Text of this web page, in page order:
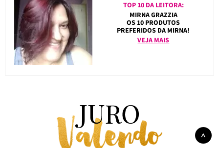
TOP 10 DA LEITORA:
MIRNA GRAZZIA
OS 10 PRODUTOS
PREFERIDOS DA MIRNA!
VEJA MAIS